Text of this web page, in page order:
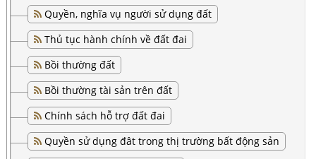
Quyền, nghĩa vụ người sử dụng đất
Thủ tục hành chính về đất đai
Bồi thường đất
Bồi thường tài sản trên đất
Chính sách hỗ trợ đất đai
Quyền sử dụng đât trong thị trường bất động sản